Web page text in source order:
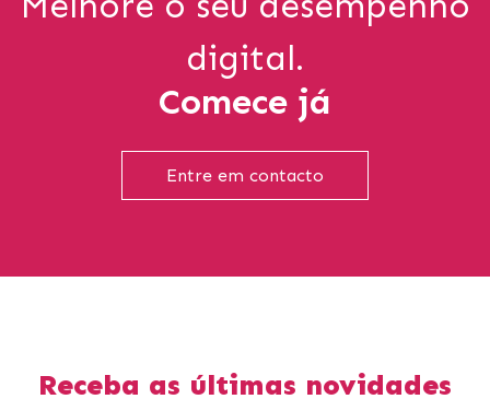
digital.
Comece já
Entre em contacto
Receba as últimas novidades